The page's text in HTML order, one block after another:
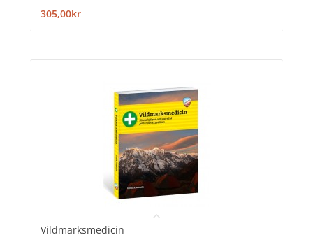
305,00kr
Vildmarksmedicin